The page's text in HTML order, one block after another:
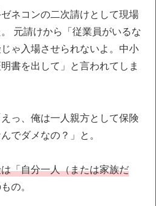
ネコンの二次請けとして現場
元請けから「従業員がいるな
ゃ入場させられないよ。中小
書を出して」と言われてしま
っ、俺は一人親方として保険
でダメなの？」と。
「自分一人（または家族だ
の。